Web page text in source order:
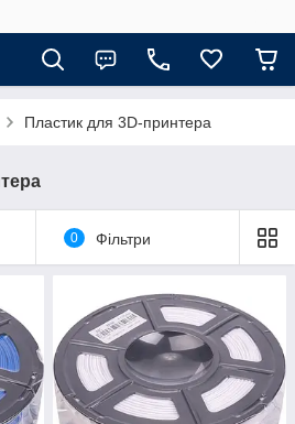
Пластик для 3D-принтера
0 Фільтри